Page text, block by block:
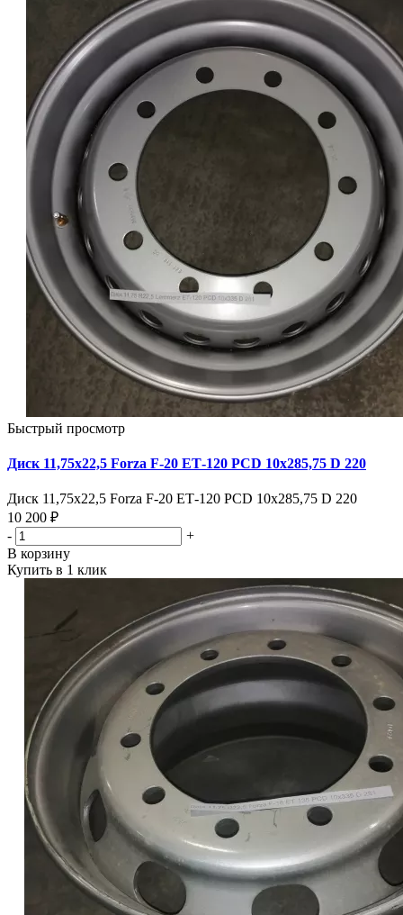
Быстрый просмотр
Диск 11,75х22,5 Forza F-20 ЕТ-120 PCD 10х285,75 D 220
Диск 11,75х22,5 Forza F-20 ЕТ-120 PCD 10х285,75 D 220
10 200 ₽
-
+
В корзину
Купить в 1 клик